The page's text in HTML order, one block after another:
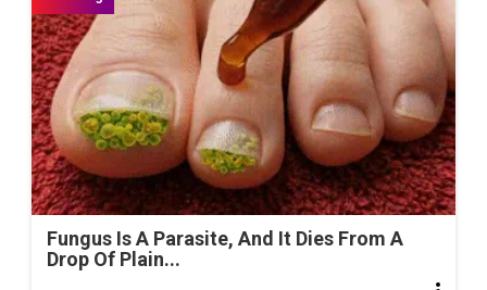
Fungus Is A Parasite, And It Dies From A
Drop Of Plain...